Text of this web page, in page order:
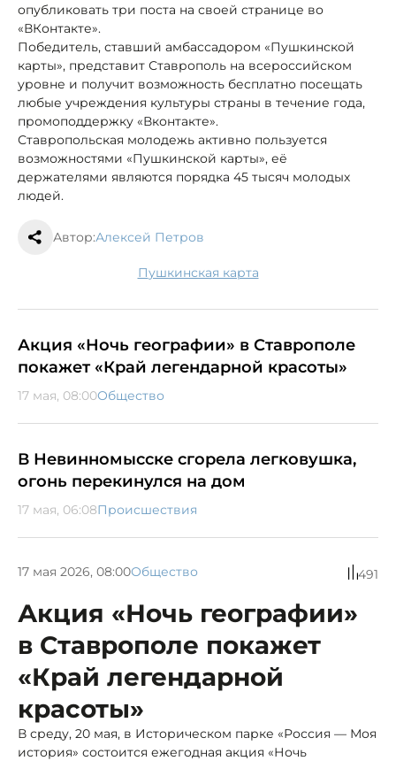
опубликовать три поста на своей странице во
«ВКонтакте».
Победитель, ставший амбассадором «Пушкинской
карты», представит Ставрополь на всероссийском
уровне и получит возможность бесплатно посещать
любые учреждения культуры страны в течение года,
промоподдержку «Вконтакте».
Ставропольская молодежь активно пользуется
возможностями «Пушкинской карты», её
держателями являются порядка 45 тысяч молодых
людей.
Автор:Алексей Петров
Пушкинская карта
Акция «Ночь географии» в Ставрополе
покажет «Край легендарной красоты»
17 мая, 08:00Общество
В Невинномысске сгорела легковушка,
огонь перекинулся на дом
17 мая, 06:08Происшествия
17 мая 2026, 08:00Общество 491
Акция «Ночь географии»
в Ставрополе покажет
«Край легендарной
красоты»
В среду, 20 мая, в Историческом парке «Россия — Моя
история» состоится ежегодная акция «Ночь